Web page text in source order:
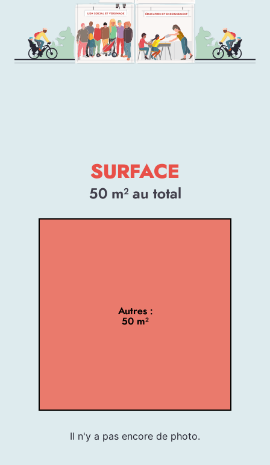
SURFACE
50m² au total
Autres :
50 m²
Il n'y a pas encore de photo.